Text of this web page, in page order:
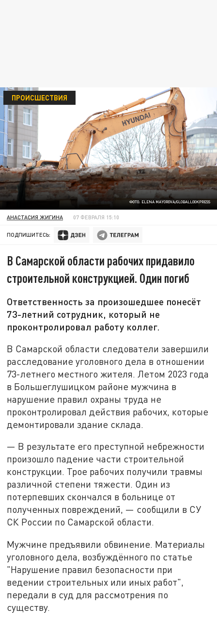
ФОТО: ELENA MAYOROVA/GLOBALLOOKPRESS
ПРОИСШЕСТВИЯ
АНАСТАСИЯ ЖИГИНА 07 ФЕВРАЛЯ 15:10
ПОДПИШИТЕСЬ:
В Самарской области рабочих придавило
строительной конструкцией. Один погиб
Ответственность за произошедшее понесёт
73-летний сотрудник, который не
проконтролировал работу коллег.
В Самарской области следователи завершили
расследование уголовного дела в отношении
73-летнего местного жителя. Летом 2023 года
в Большеглушицком районе мужчина в
нарушение правил охраны труда не
проконтролировал действия рабочих, которые
демонтировали здание склада.
— В результате его преступной небрежности
произошло падение части строительной
конструкции. Трое рабочих получили травмы
различной степени тяжести. Один из
потерпевших скончался в больнице от
полученных повреждений, — сообщили в СУ
СК России по Самарской области.
Мужчине предъявили обвинение. Материалы
уголовного дела, возбуждённого по статье
"Нарушение правил безопасности при
ведении строительных или иных работ",
передали в суд для рассмотрения по
существу.